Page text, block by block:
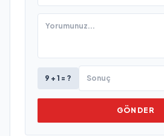
9 + 1 = ?
GÖNDER